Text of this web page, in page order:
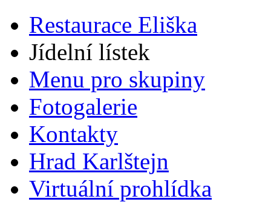
Restaurace Eliška
Jídelní lístek
Menu pro skupiny
Fotogalerie
Kontakty
Hrad Karlštejn
Virtuální prohlídka